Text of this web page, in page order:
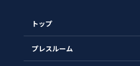
トップ
プレスルーム